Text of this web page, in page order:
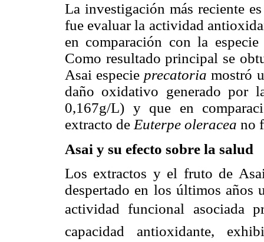
La investigación más reciente
fue evaluar la actividad
en comparación con la
Como resultado principal se
Asai especie precatoriamostró
daño oxidativo generado por
0,167g/L) y que en
extracto deEuterpe oleracea no
Asai y su efecto sobre la salud
Los extractos y el fruto de
despertado en los últimos años
actividad funcional
capacidad antioxidante,